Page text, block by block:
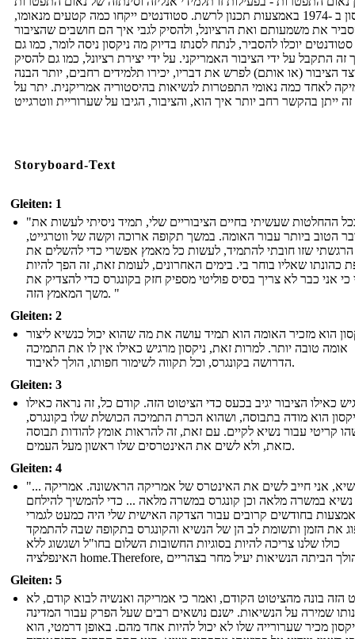
ניקסון ב -1974 באמצעות תכנון לרשת. סטודנטים ייקחו כמה קטעים מנאומו,
את משמעותם ואת הרציונל, ולהסיק לגבי איך הם חושבים שהציבור
סטודנטים יוכלו להסביר, לנתח לסנתז בדיוק מה ניקסון ניסה לומר, כמו גם
זה התקבל על ידי הציבור האמריקני. על ידי יצירת רציונל, כמו גם להסיק
הציבור (או אותם) לפרש את דבריו, יכירו תלמידים רחבים, יותר הבנה
לאחד כמה נאומי התפטרות לנשיאות בהיסטוריה אמריקנית. יתר על
Storyboard-Text
Gleiten: 1
"בכל ההחלטות שעשיתי בחיים הציבוריים שלי, תמיד ניסיתי לעשות את
הטוב ביותר עבור האומה. במשך תקופה ארוכה וקשה של ווטרגייט,
הרגשתי שזו חובתי להתמיד, לעשות כל מאמץ אפשרי כדי להשלים את
כהונתו שאליו בוחר בי. בימים האחרונים, לעומת זאת, זה הפך להיות
כי אני כבר לא צריך בסיס פוליטי מספיק חזק בקונגרס כדי להצדיק את
משך המאמץ הזה. "
Gleiten: 2
הוא מזכיר האומה הוא תמיד עושה את מה שהוא יכול כנשיא ליצור
אומה טובה יותר. למרות זאת, ניקסון מרגיש כאילו אין לו את התמיכה
הדרושה בקונגרס, וכל תקווה לשימור חפותו, הולך לאיבוד.
Gleiten: 3
כאילו הציבור יגיב בכעס כדי הציטוט הזה. קודם כל, זה נראה כאילו
הוא מודה בתבוסה, ושהוא הכרת התמיכה הכושלת שלו בקונגרס,
קריטי עבור נשיא לקיים. עם זאת, זה להראות אומץ להודות תבוסה
כזאת, ולא לשים את האינטרסים שלו ראשון מעל העמים.
Gleiten: 4
"... כנשיא, אני חייב לשים את האינטרס של אמריקה הראשונה. אמריקה
נשיא במשרה מלאה וכן קונגרס במשרה מלאה ... כדי להמשיך להילחם
בחודשים קרובים עבור הצדקה האישית שלי היה כמעט לגמרי
את הזמן ותשומת לב הן של הנשיא והקונגרס בתקופה שבה להתמקד
כולו שלנו צריכה להיות בסוגיות החשובות השלום בחו"ל ושגשוג ללא
Gleiten: 5
הזה בונה מהציטוט הקודם, ואמר כי אמריקה ואנשיה לבוא קודם, לא
שמירה על הנשיאות. ישנם נושאים רבים שעל הפרק עבור המדינה
מכיר שערורייה שלו לא יכול להיות אחד מהם. באופן דרמטי, הוא